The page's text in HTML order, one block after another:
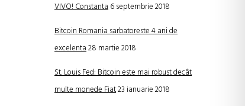
VIVO! Constanta6 septembrie 2018
Bitcoin Romania sarbatoreste 4 ani de
excelenta28 martie 2018
St. Louis Fed: Bitcoin este mai robust decât
multe monede Fiat23 ianuarie 2018